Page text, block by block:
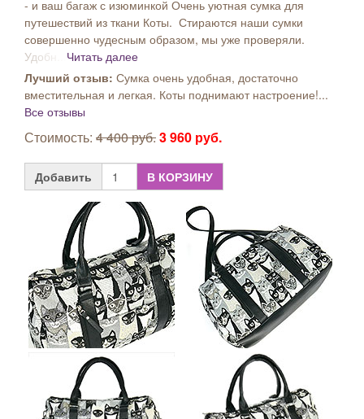
- и ваш багаж с изюминкой Очень уютная сумка для
путешествий из ткани Коты. Стираются наши сумки
совершенно чудесным образом, мы уже проверяли.
Удобн... Читать далее
Лучший отзыв: Сумка очень удобная, достаточно
вместительная и легкая. Коты поднимают настроение!...
Все отзывы
Стоимость: 4 400 руб.3 960 руб.
Добавить В КОРЗИНУ